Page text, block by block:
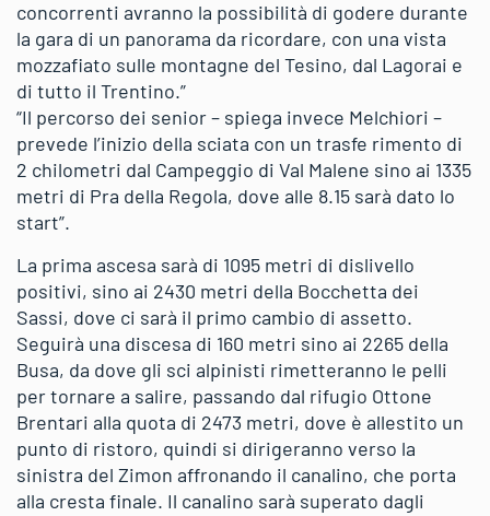
concorrenti avranno la possibilità di godere durante
la gara di un panorama da ricordare, con una vista
mozzafiato sulle montagne del Tesino, dal Lagorai e
di tutto il Trentino.”
“Il percorso dei senior – spiega invece Melchiori –
prevede l’inizio della sciata con un trasfe rimento di
2 chilometri dal Campeggio di Val Malene sino ai 1335
metri di Pra della Regola, dove alle 8.15 sarà dato lo
start”.
La prima ascesa sarà di 1095 metri di dislivello
positivi, sino ai 2430 metri della Bocchetta dei
Sassi, dove ci sarà il primo cambio di assetto.
Seguirà una discesa di 160 metri sino ai 2265 della
Busa, da dove gli sci alpinisti rimetteranno le pelli
per tornare a salire, passando dal rifugio Ottone
Brentari alla quota di 2473 metri, dove è allestito un
punto di ristoro, quindi si dirigeranno verso la
sinistra del Zimon affronando il canalino, che porta
alla cresta finale. Il canalino sarà superato dagli